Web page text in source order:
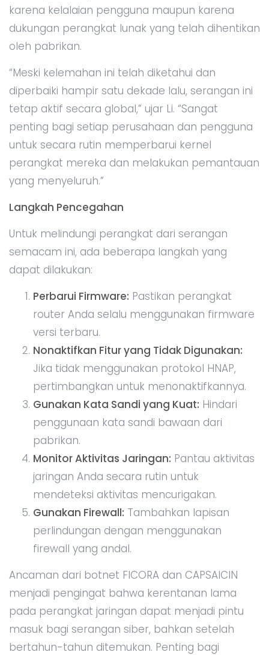
karena kelalaian pengguna maupun karena
dukungan perangkat lunak yang telah dihentikan
oleh pabrikan.
“Meski kelemahan ini telah diketahui dan
diperbaiki hampir satu dekade lalu, serangan ini
tetap aktif secara global,” ujar Li. “Sangat
penting bagi setiap perusahaan dan pengguna
untuk secara rutin memperbarui kernel
perangkat mereka dan melakukan pemantauan
yang menyeluruh.”
Langkah Pencegahan
Untuk melindungi perangkat dari serangan
semacam ini, ada beberapa langkah yang
dapat dilakukan:
Perbarui Firmware: Pastikan perangkat
router Anda selalu menggunakan firmware
versi terbaru.
Nonaktifkan Fitur yang Tidak Digunakan:
Jika tidak menggunakan protokol HNAP,
pertimbangkan untuk menonaktifkannya.
Gunakan Kata Sandi yang Kuat: Hindari
penggunaan kata sandi bawaan dari
pabrikan.
Monitor Aktivitas Jaringan: Pantau aktivitas
jaringan Anda secara rutin untuk
mendeteksi aktivitas mencurigakan.
Gunakan Firewall: Tambahkan lapisan
perlindungan dengan menggunakan
firewall yang andal.
Ancaman dari botnet FICORA dan CAPSAICIN
menjadi pengingat bahwa kerentanan lama
pada perangkat jaringan dapat menjadi pintu
masuk bagi serangan siber, bahkan setelah
bertahun-tahun ditemukan. Penting bagi